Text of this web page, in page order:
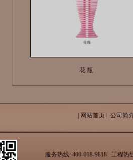
花 瓶
网站首页 公司简
服务热线: 400-018-9818 工程热